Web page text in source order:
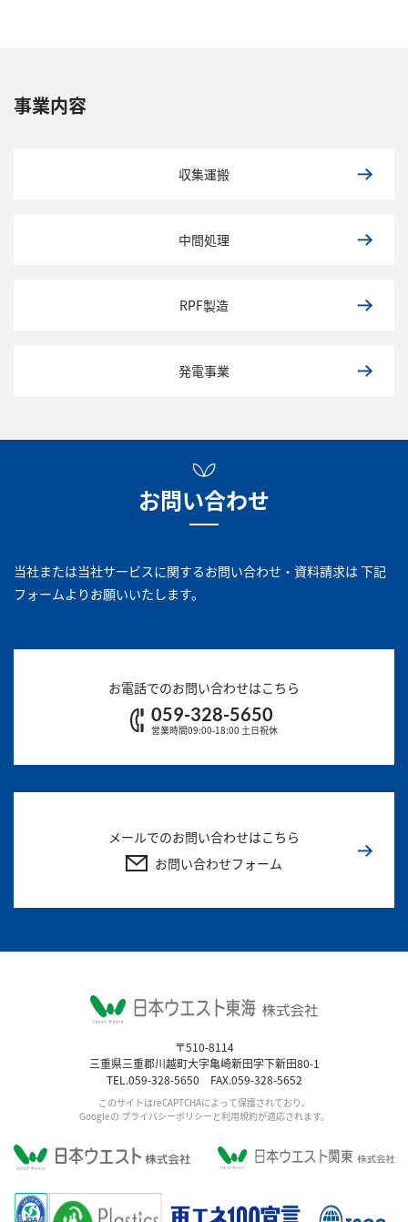
事業内容
収集運搬
中間処理
RPF製造
発電事業
お問い合わせ
当社または当社サービスに関するお問い合わせ・資料請求は下記
フォームよりお願いいたします。
お電話でのお問い合わせはこちら
059-328-5650
営業時間09:00-18:00 土日祝休
メールでのお問い合わせはこちら
お問い合わせフォーム
〒510-8114
三重県三重郡川越町大字亀崎新田字下新田80-1
TEL.059-328-5650 FAX.059-328-5652
このサイトはreCAPTCHAによって保護されており、
Googleの プライバシーポリシー と利用規約が適応されます。